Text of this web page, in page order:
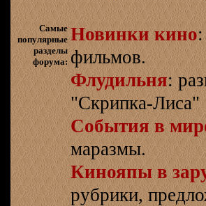
Самые
популярные
разделы
форума:
Новинки кино
фильмов.
Флудильня:
"Скрипка-Лиса"
События в
маразмы.
Кинояпы в
рубрики,